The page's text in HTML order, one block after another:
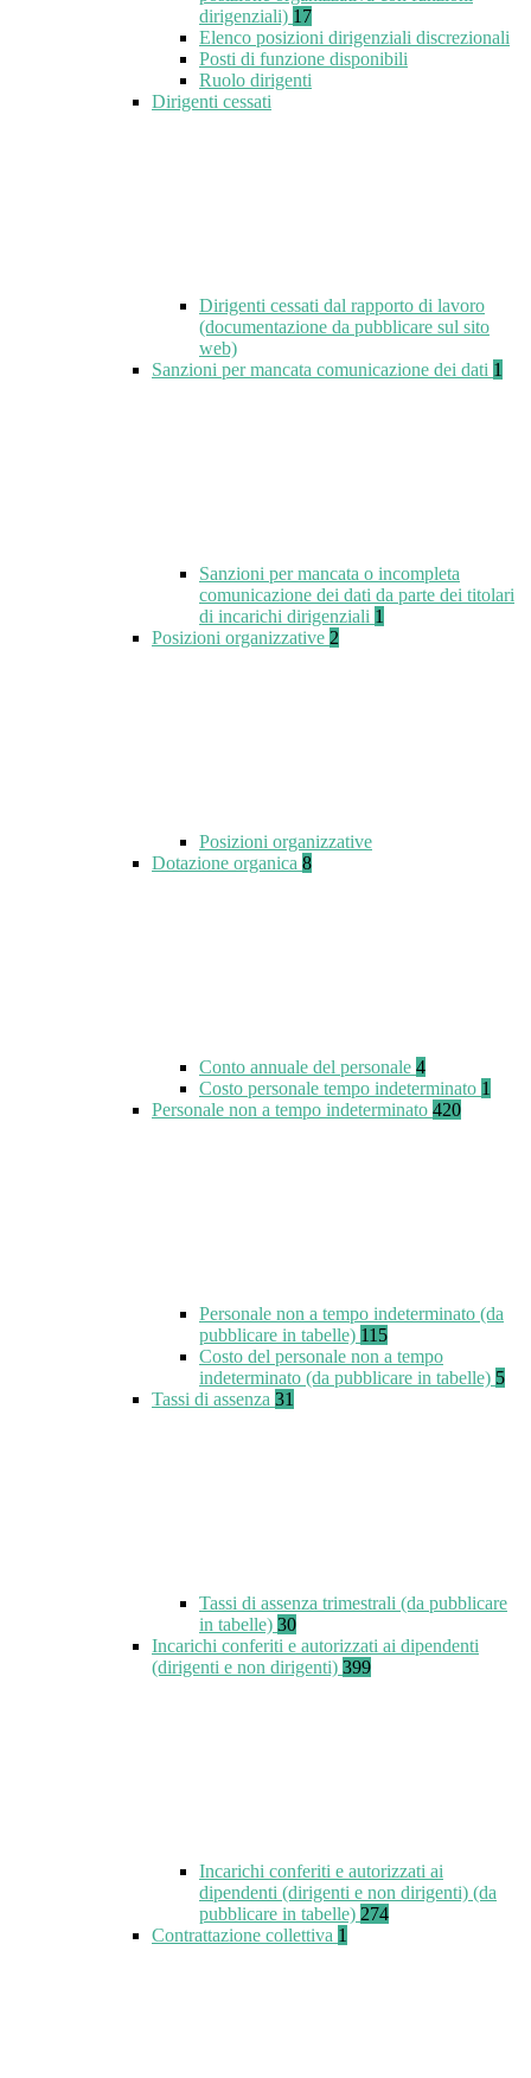
dirigenziali) 17
Elenco posizioni dirigenziali discrezionali
Posti di funzione disponibili
Ruolo dirigenti
Dirigenti cessati
Dirigenti cessati dal rapporto di lavoro
(documentazione da pubblicare sul sito
web)
Sanzioni per mancata comunicazione dei dati 1
Sanzioni per mancata o incompleta
comunicazione dei dati da parte dei titolari
di incarichi dirigenziali 1
Posizioni organizzative 2
Posizioni organizzative
Dotazione organica 8
Conto annuale del personale 4
Costo personale tempo indeterminato 1
Personale non a tempo indeterminato 420
Personale non a tempo indeterminato (da
pubblicare in tabelle) 115
Costo del personale non a tempo
indeterminato (da pubblicare in tabelle) 5
Tassi di assenza 31
Tassi di assenza trimestrali (da pubblicare
in tabelle) 30
Incarichi conferiti e autorizzati ai dipendenti
(dirigenti e non dirigenti) 399
Incarichi conferiti e autorizzati ai
dipendenti (dirigenti e non dirigenti) (da
pubblicare in tabelle) 274
Contrattazione collettiva 1